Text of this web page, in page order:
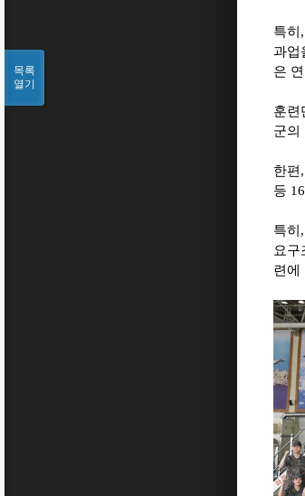
특히 ,
과업
은
훈련
군의
한편 ,
등 16
특히 ,
요구
련에
목록
열기